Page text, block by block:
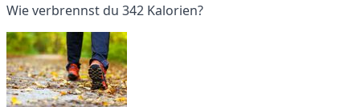
Wie verbrennst du 342 Kalorien?